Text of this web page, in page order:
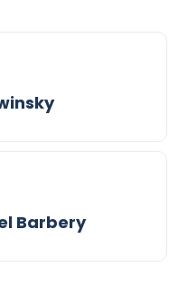
Barbery